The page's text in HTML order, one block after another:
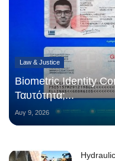
Law & Justice
Biometric Identity
Ταυτότητα;...
Αυγ 9, 2026